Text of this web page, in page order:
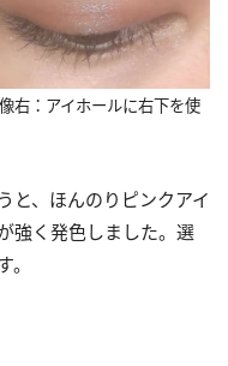
右：アイホールに右下を使
と、ほんのりピンクアイ
強く発色しました。選